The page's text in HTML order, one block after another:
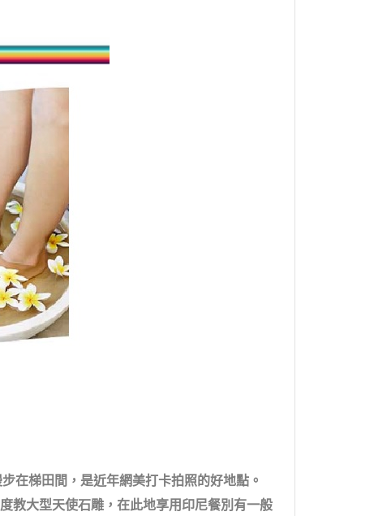
在梯田間，是近年網美打卡拍照的好地點。
教大型天使石雕，在此地享用印尼餐別有一般